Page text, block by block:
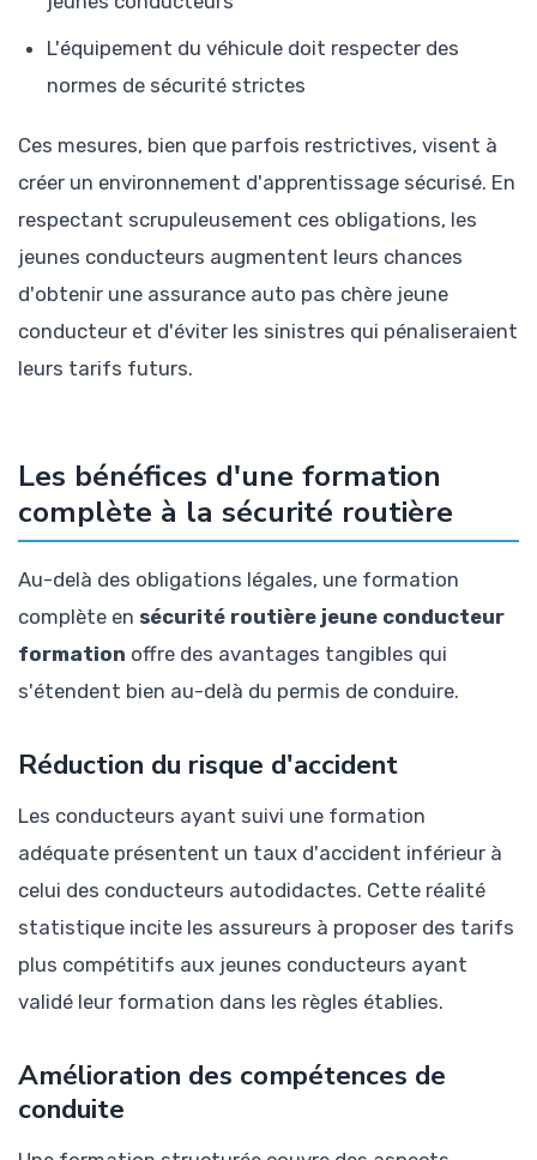
L'équipement du véhicule doit respecter des
normes de sécurité strictes
Ces mesures, bien que parfois restrictives, visent à
créer un environnement d'apprentissage sécurisé. En
respectant scrupuleusement ces obligations, les
jeunes conducteurs augmentent leurs chances
d'obtenir une assurance auto pas chère jeune
conducteur et d'éviter les sinistres qui pénaliseraient
leurs tarifs futurs.
Les bénéfices d'une formation
complète à la sécurité routière
Au-delà des obligations légales, une formation
complète en sécurité routière jeune conducteur
formation offre des avantages tangibles qui
s'étendent bien au-delà du permis de conduire.
Réduction du risque d'accident
Les conducteurs ayant suivi une formation
adéquate présentent un taux d'accident inférieur à
celui des conducteurs autodidactes. Cette réalité
statistique incite les assureurs à proposer des tarifs
plus compétitifs aux jeunes conducteurs ayant
validé leur formation dans les règles établies.
Amélioration des compétences de
conduite